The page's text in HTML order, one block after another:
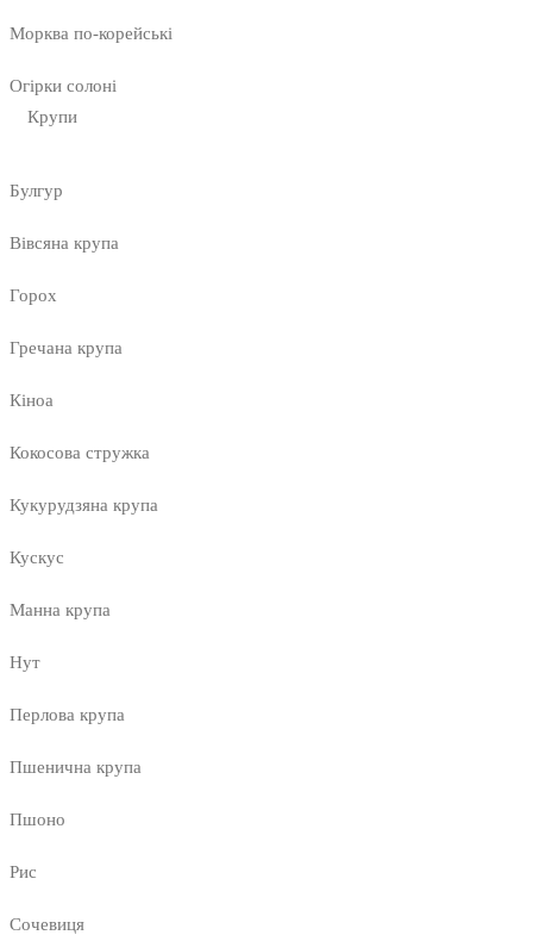
Морква по-корейські
Огірки солоні
Крупи
Булгур
Вівсяна крупа
Горох
Гречана крупа
Кіноа
Кокосова стружка
Кукурудзяна крупа
Кускус
Манна крупа
Нут
Перлова крупа
Пшенична крупа
Пшоно
Рис
Сочевиця